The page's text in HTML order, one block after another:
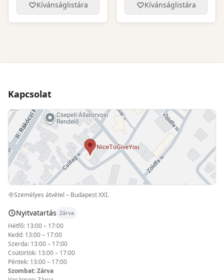
Kívánságlistára Kívánságlistára
Kapcsolat
Személyes átvétel – Budapest XXI.
Nyitvatartás Zárva
Hétfő: 13:00 – 17:00
Kedd: 13:00 – 17:00
Szerda: 13:00 – 17:00
Csütörtök: 13:00 – 17:00
Péntek: 13:00 – 17:00
Szombat: Zárva